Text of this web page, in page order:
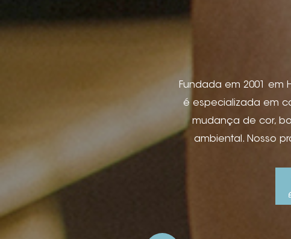
Fundada em 2001 em
é especializada em
mudança de cor,
ambiental. Nosso
produtos
pacote de joias,